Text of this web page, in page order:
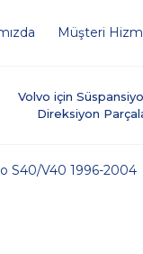
Müşteri
Volvo için
Direksiyon
S40/V40 1996-2004